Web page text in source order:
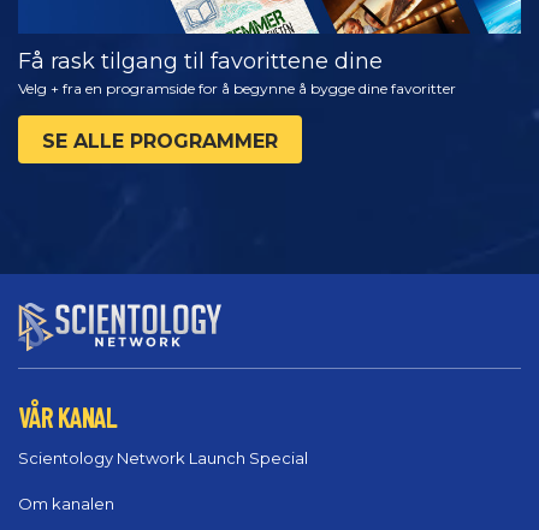
Få rask tilgang til favorittene dine
Velg + fra en programside for å begynne å bygge dine favoritter
SE ALLE PROGRAMMER
VÅR KANAL
Scientology Network Launch Special
Om kanalen